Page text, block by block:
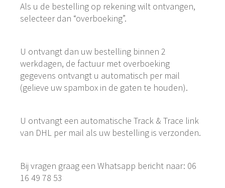
Als u de bestelling op rekening wilt ontvangen,
selecteer dan “overboeking”.
U ontvangt dan uw bestelling binnen 2
werkdagen, de factuur met overboeking
gegevens ontvangt u automatisch per mail
(gelieve uw spambox in de gaten te houden).
U ontvangt een automatische Track & Trace link
van DHL per mail als uw bestelling is verzonden.
Bij vragen graag een Whatsapp bericht naar: 06
16 49 78 53